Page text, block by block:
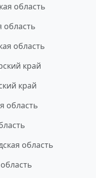
область
область
область
край
край
область
область